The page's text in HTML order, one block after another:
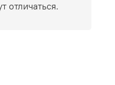
отличаться.